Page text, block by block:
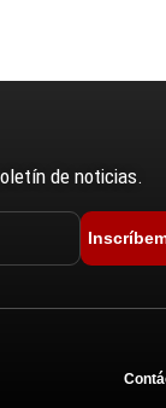
de noticias.